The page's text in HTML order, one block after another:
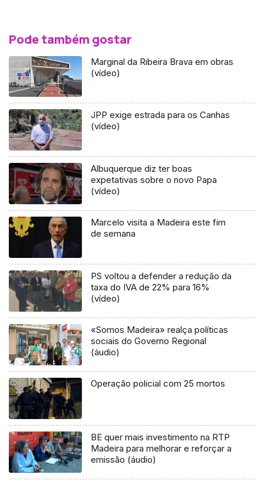
Pode também gostar
Marginal da Ribeira Brava em obras
(vídeo)
JPP exige estrada para os Canhas
(vídeo)
Albuquerque diz ter boas
expetativas sobre o novo Papa
(vídeo)
Marcelo visita a Madeira este fim
de semana
PS voltou a defender a redução da
taxa do IVA de 22% para 16%
(vídeo)
«Somos Madeira» realça políticas
sociais do Governo Regional
(áudio)
Operação policial com 25 mortos
BE quer mais investimento na RTP
Madeira para melhorar e reforçar a
emissão (áudio)